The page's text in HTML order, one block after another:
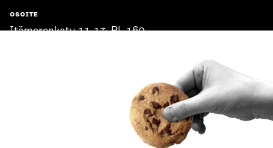
OSOITE
Itämerenkatu 11-13, PL 160,